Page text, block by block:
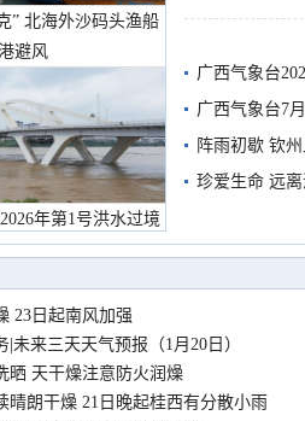
” 北海外沙码头渔船
避风
年第1号洪水过境
岸见证汛况
广西气象台
预警
广西气象台7
阵雨初歇 钦
珍爱生命 远
23日起南风加强
未来三天天气预报（1月20日）
晒 天干燥注意防火润燥
晴朗干燥 21日晚起桂西有分散小雨